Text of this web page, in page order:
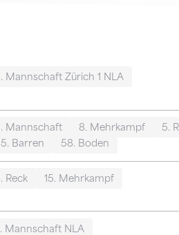
Mannschaft Zürich 1 NLA
Mannschaft 8. Mehrkampf 5.
Barren
58. Boden
Reck 15. Mehrkampf
Mannschaft NLA